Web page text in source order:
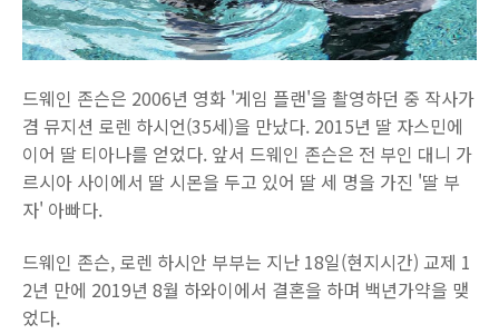
드웨인 존슨은 2006년 영화 '게임 플랜'을 촬영하던 중 작사가
겸 뮤지션 로렌 하시언(35세)을 만났다. 2015년 딸 자스민에
이어 딸 티아나를 얻었다. 앞서 드웨인 존슨은 전 부인 대니 가
르시아 사이에서 딸 시몬을 두고 있어 딸 세 명을 가진 '딸 부
자' 아빠다.
드웨인 존슨, 로렌 하시안 부부는 지난 18일(현지시간) 교제 1
2년 만에 2019년 8월 하와이에서 결혼을 하며 백년가약을 맺
었다.